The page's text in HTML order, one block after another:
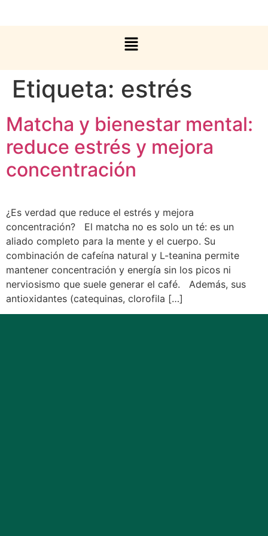
Etiqueta: estrés
Matcha y bienestar mental:
reduce estrés y mejora
concentración
¿Es verdad que reduce el estrés y mejora
concentración? El matcha no es solo un té: es un
aliado completo para la mente y el cuerpo. Su
combinación de cafeína natural y L-teanina permite
mantener concentración y energía sin los picos ni
nerviosismo que suele generar el café. Además, sus
antioxidantes (catequinas, clorofila […]